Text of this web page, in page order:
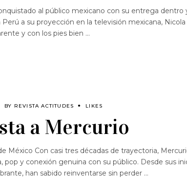
al público mexicano con su entrega dentro
Perú a su proyección en la televisión mexicana,
y con los pies bien
BY REVISTA ACTITUDES LIKES
a Mercurio
México Con casi tres décadas de trayectoria,
pop y conexión genuina con su público. Desde sus
han sabido reinventarse sin perder